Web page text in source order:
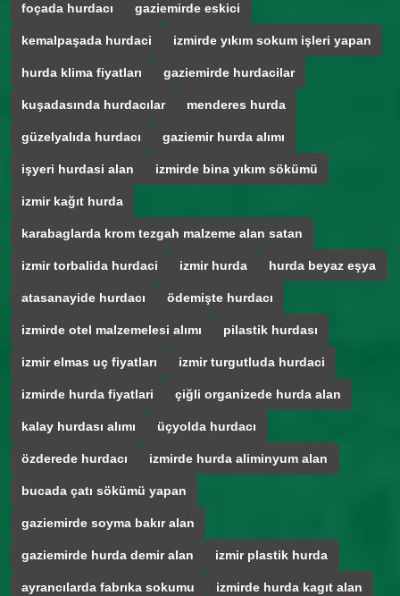
foçada hurdacı gaziemirde eskici
kemalpaşada hurdaci izmirde yıkım sokum işleri yapan
hurda klima fiyatları gaziemirde hurdacilar
kuşadasında hurdacılar menderes hurda
güzelyalıda hurdacı gaziemir hurda alımı
işyeri hurdasi alan izmirde bina yıkım sökümü
izmir kağıt hurda
karabaglarda krom tezgah malzeme alan satan
izmir torbalida hurdaci izmir hurda hurda beyaz eşya
atasanayide hurdacı ödemişte hurdacı
izmirde otel malzemelesi alımı pilastik hurdası
izmir elmas uç fiyatları izmir turgutluda hurdaci
izmirde hurda fiyatlari çiğli organizede hurda alan
kalay hurdası alımı üçyolda hurdacı
özderede hurdacı izmirde hurda aliminyum alan
bucada çatı sökümü yapan
gaziemirde soyma bakır alan
gaziemirde hurda demir alan izmir plastik hurda
ayrancılarda fabrıka sokumu izmirde hurda kagıt alan